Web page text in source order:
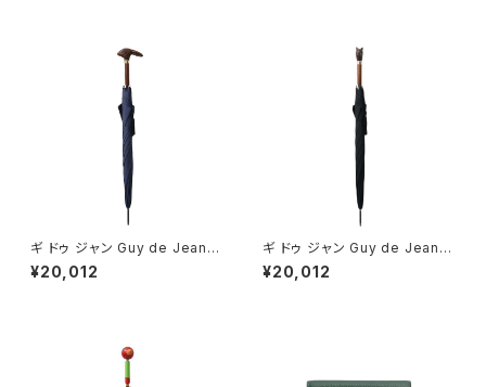
ギ ドゥ ジャン Guy de Jean T
ETES 長傘 classic-rabbit-n
avy ユニセックス navy 長傘 t
¥20,012
ギ ドゥ ジャン Guy de Jean T
ETES 長傘 classic-cat-blac
k ユニセックス black 長傘 tet
¥20,012